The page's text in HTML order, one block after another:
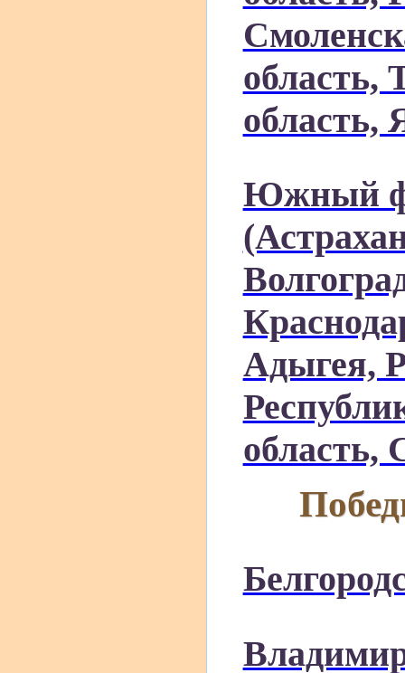
область,
область,
Южный
Адыгея,
область,